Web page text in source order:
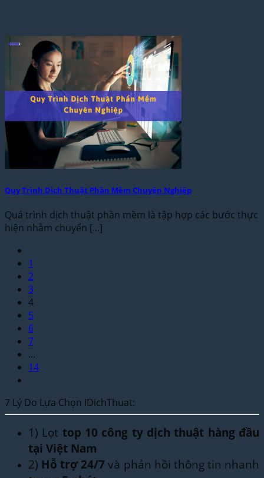
Quy Trình Dịch Thuật Phần Mềm Chuyên Nghiệp
Quá trình dịch thuật phần mềm là tập hợp các bước thực
hiện nhằm chuyển [...]
1
2
3
4
5
6
7
...
14
7 Lý Do Lựa Chọn IDichThuat:
1) Lọt top 10 công ty dịch thuật hàng đầu
tại Việt Nam
2) Hỗ trợ 24/7 và phản hồi thông tin nhanh